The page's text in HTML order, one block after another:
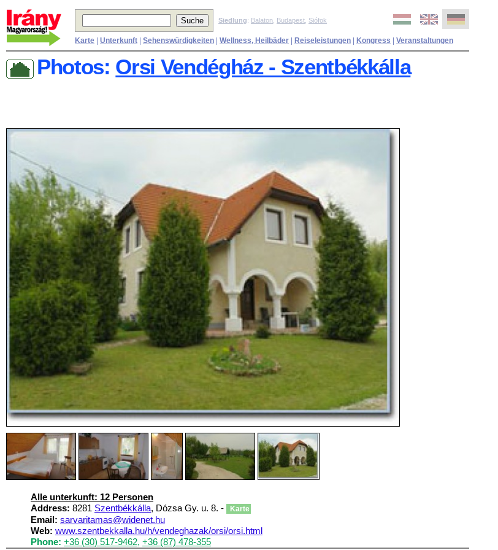
Siedlung: Balaton Budapest Siófok
Karte Unterkunft Sehenswürdigkeiten Wellness, Heilbäder Reiseleistungen Kongress Veranstaltungen
Photos: Orsi Vendégház - Szentbékkálla
Alle unterkunft: 12 Personen
Address: 8281 Szentbékkálla, Dózsa Gy. u. 8. - Karte
Email: sarvaritamas@widenet.hu
Web: www.szentbekkalla.hu/h/vendeghazak/orsi/orsi.html
Phone: +36 (30) 517-9462, +36 (87) 478-355